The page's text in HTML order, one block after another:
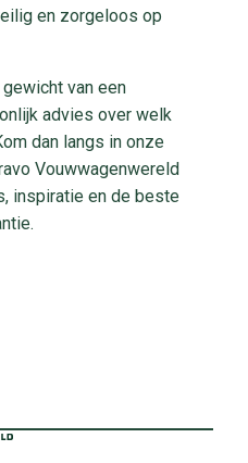
en zorgeloos op
van een
advies over welk
dan langs in onze
Vouwwagenwereld
inspiratie en de beste